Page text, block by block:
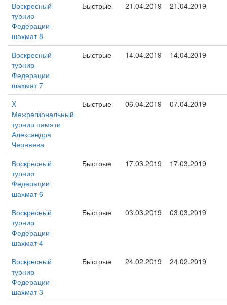
Воскресный
турнир
Федерации
шахмат 8
Быстрые 21.04.2019 21.04.2019
Воскресный
турнир
Федерации
шахмат 7
Быстрые 14.04.2019 14.04.2019
X
Межрегиональный
турнир памяти
Александра
Черняева
Быстрые 06.04.2019 07.04.2019
Воскресный
турнир
Федерации
шахмат 6
Быстрые 17.03.2019 17.03.2019
Воскресный
турнир
Федерации
шахмат 4
Быстрые 03.03.2019 03.03.2019
Воскресный
турнир
Федерации
шахмат 3
Быстрые 24.02.2019 24.02.2019